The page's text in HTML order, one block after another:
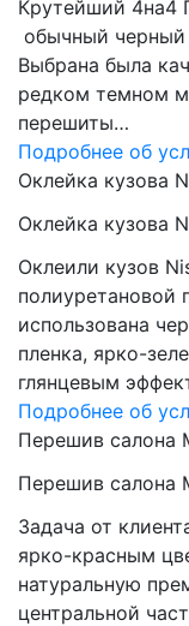
Крутейший 4на4
обычный черный
Выбрана была
редком темном
перешиты…
Подробнее об
Оклейка кузова
Оклейка кузова
Оклеили кузов
полиуретановой
использована
пленка, ярко-
глянцевым
Подробнее об
Перешив салона
Перешив салона
Задача от
ярко-красным
натуральную
центральной